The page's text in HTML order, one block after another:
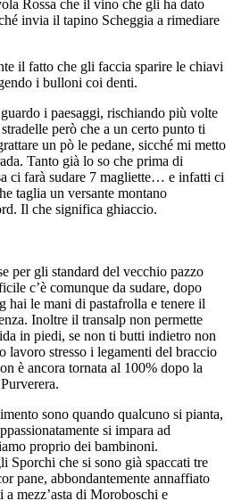
Rossa che il vino che gli ha dato
invia il tapino Scheggia a rimediare
il fatto che gli faccia sparire le chiavi
i bulloni coi denti.
i paesaggi, rischiando più volte
però che a un certo punto ti
un pò le pedane, sicché mi metto
Tanto già lo so che prima di
ci farà sudare 7 magliette… e infatti ci
taglia un versante montano
Il che significa ghiaccio.
per gli standard del vecchio pazzo
c’è comunque da sudare, dopo
hai le mani di pastafrolla e tenere il
Inoltre il transalp non permette
in piedi, se non ti butti indietro non
lavoro stresso i legamenti del braccio
è ancora tornata al 100% dopo la
sono quando qualcuno si pianta,
si impara ad
proprio dei bambinoni.
Sporchi che si sono già spaccati tre
pane, abbondantemente annaffiato
mezz’asta di Moroboschi e